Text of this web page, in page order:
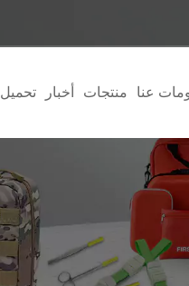
عنا منتجات أخبار تحميل